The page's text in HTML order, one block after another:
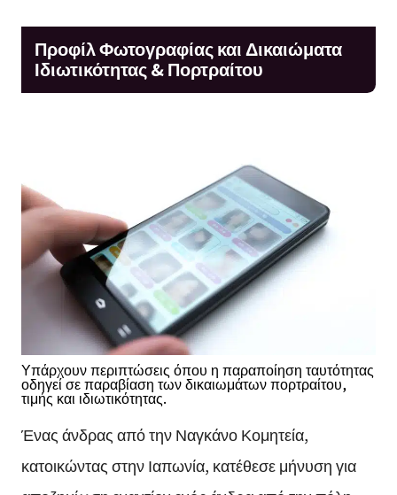
Προφίλ Φωτογραφίας και Δικαιώματα
Ιδιωτικότητας & Πορτραίτου
Υπάρχουν περιπτώσεις όπου η παραποίηση ταυτότητας
οδηγεί σε παραβίαση των δικαιωμάτων πορτραίτου,
τιμής και ιδιωτικότητας.
Ένας άνδρας από την Ναγκάνο Κομητεία,
κατοικώντας στην Ιαπωνία, κατέθεσε μήνυση για